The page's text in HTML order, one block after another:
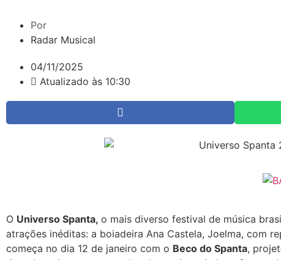
Por
Radar Musical
04/11/2025
Atualizado às 10:30
O Universo Spanta, o mais diverso festival de música
atrações inéditas: a boiadeira Ana Castela, Joelma, com
começa no dia 12 de janeiro com o Beco do Spanta,